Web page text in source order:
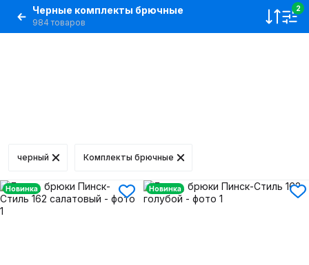
Черные комплекты брючные
984 товаров
2
черный Комплекты брючные
Новинка Новинка